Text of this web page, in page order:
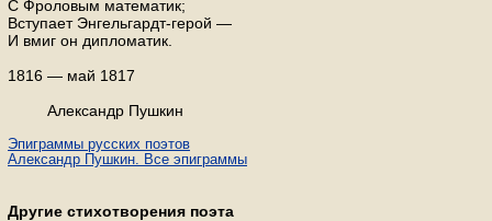
С Фроловым математик;
Вступает Энгельгардт-герой —
И вмиг он дипломатик.
1816 — май 1817
Александр Пушкин
Эпиграммы русских поэтов
Александр Пушкин. Все эпиграммы
Другие стихотворения поэта